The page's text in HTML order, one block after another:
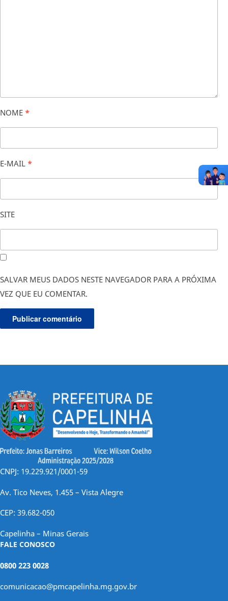
NOME *
E-MAIL *
SITE
SALVAR MEUS DADOS NESTE NAVEGADOR PARA A PRÓXIMA
VEZ QUE EU COMENTAR.
CNPJ: 19.229.921/0001-59
Av. Tico Neves, 1.455 – Vista Alegre
CEP: 39.682-050
Capelinha – Minas Gerais
FALE CONOSCO
0800 223 0028
comunicacao@pmcapelinha.mg.gov.br